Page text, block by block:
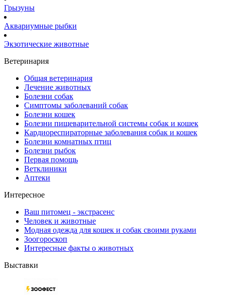
Грызуны
Аквариумные рыбки
Экзотические животные
Ветеринария
Общая ветеринария
Лечение животных
Болезни собак
Симптомы заболеваний собак
Болезни кошек
Болезни пищеварительной системы собак и кошек
Кардиореспираторные заболевания собак и кошек
Болезни комнатных птиц
Болезни рыбок
Первая помощь
Ветклиники
Аптеки
Интересное
Ваш питомец - экстрасенс
Человек и животные
Модная одежда для кошек и собак своими руками
Зоогороскоп
Интересные факты о животных
Выставки